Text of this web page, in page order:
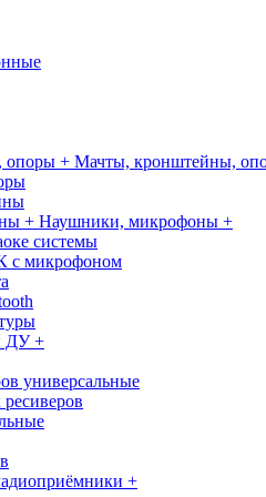
Мачты, кронштейны,
Наушники, микрофоны +
системы
с микрофоном
ДУ +
универсальные
+